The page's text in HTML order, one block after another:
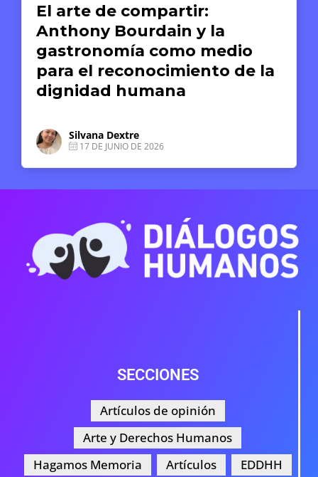
El arte de compartir:
Anthony Bourdain y la
gastronomía como medio
para el reconocimiento de la
dignidad humana
Silvana Dextre
17 DE JUNIO DE 2026
SECCIONES
Artículos de opinión
Arte y Derechos Humanos
Hagamos Memoria
Artículos EDDHH